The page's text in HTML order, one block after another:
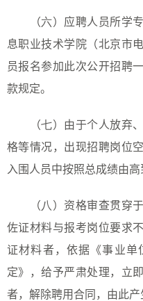
（六）应聘人员所学
息职业技术学院（北京市
员报名参加此次公开招聘
款规定。
（七）由于个人放弃
格等情况，出现招聘岗位
入围人员中按照总成绩由高
（ 八 ）资格审查贯穿
佐证材料与报考岗位要求
证材料者，依据《事业单
定》，给予严肃处理，立
者，解除聘用合同，由此产